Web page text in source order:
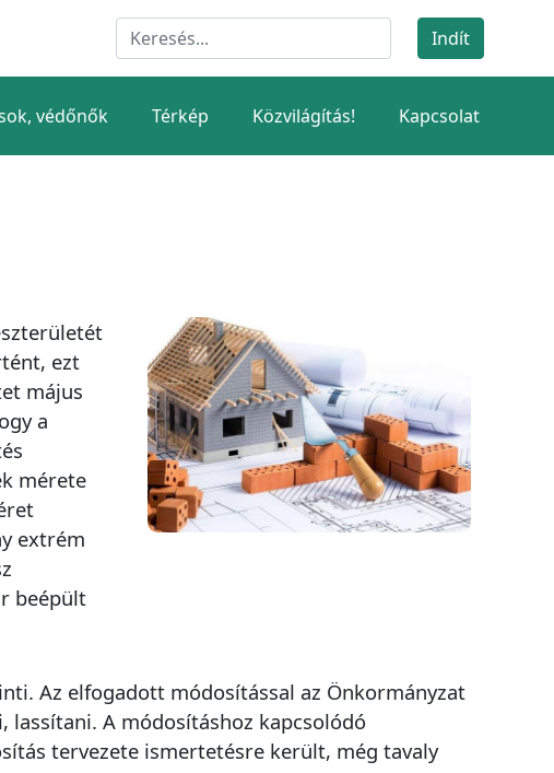
védőnők Térkép Közvilágítás! Kapcsolat
ezt
május
a
mérete
extrém
beépült
Az elfogadott módosítással az Önkormányzat
lassítani. A módosításhoz kapcsolódó
tervezete ismertetésre került, még tavaly